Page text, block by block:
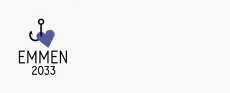
Verschiedene Informationen